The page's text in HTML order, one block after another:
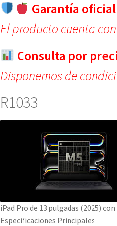
Garantía
El producto cuenta
Consulta por
Disponemos de
R1033
iPad Pro de 13 pulgadas (2025)
Especificaciones Principales